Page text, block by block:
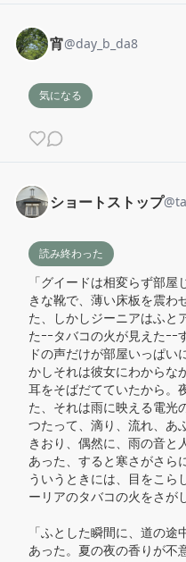
宵@day_b_da8
気になる
ショートストップ@
読み終わった
「グイードは相変らず部
きな靴で、薄い床板を震わ
た、しかしジーニアはふと
たｰｰタバコの火が見えたｰｰ
ドの声だけが部屋いっぱい
かしそれは彼女にわからな
耳をそばだてていたから。
た、それは雨に映える電光
つたって、滴り、流れ、あ
きおり、偶然に、雨の音と
あった、すると寒さがさら
ういうときには、目をこら
ーリアのタバコの火をさが
「ふとした瞬間に、道の
あった。夏の夜の香りが不